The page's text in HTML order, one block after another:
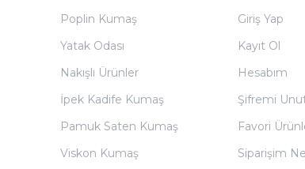
Poplin Kumaş
Yatak Odası
Nakışlı Ürünler
İpek Kadife Kumaş
Pamuk Saten Kumaş
Viskon Kumaş
Giriş Yap
Kayıt Ol
Hesabım
Şifremi
Favori
Siparişim